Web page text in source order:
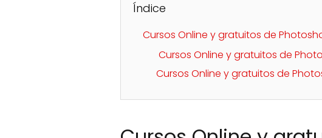
Índice
Cursos Online y gratuitos de
Cursos Online y gratuitos de
Cursos Online y gratuitos de